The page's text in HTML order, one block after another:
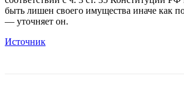
быть лишен своего имущества иначе как
— уточняет он.
Источник